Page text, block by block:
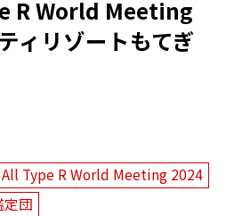
R World Meeting
ィリゾートもてぎ
Type R World Meeting 2024
定団